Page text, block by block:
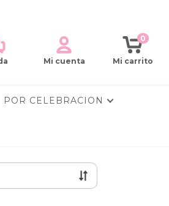
Mi cuenta Mi carrito
0
POR CELEBRACION